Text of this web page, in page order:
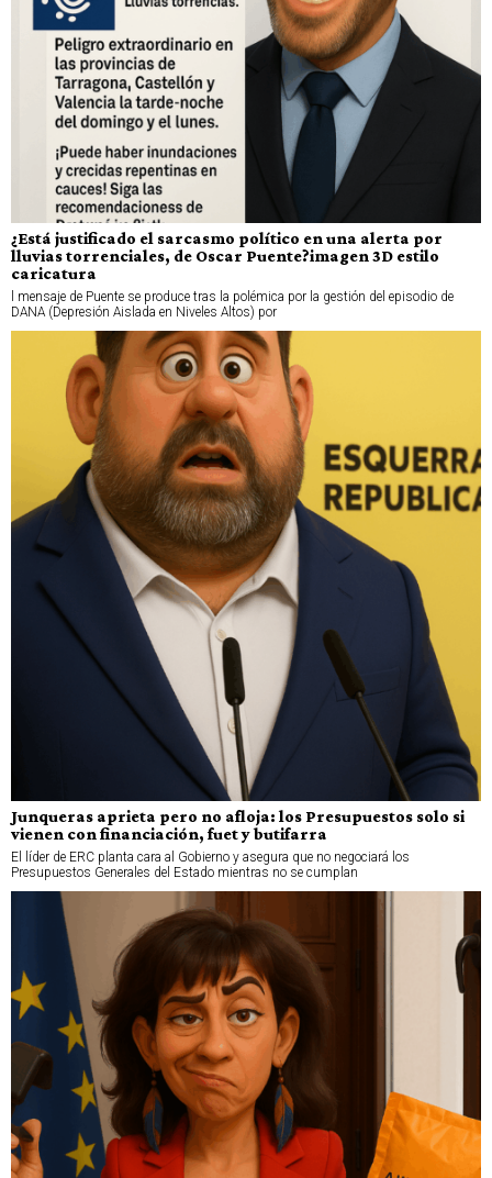
¿Está justificado el sarcasmo político en una alerta por
lluvias torrenciales, de Oscar Puente?imagen 3D estilo
caricatura
l mensaje de Puente se produce tras la polémica por la gestión del episodio de
DANA (Depresión Aislada en Niveles Altos) por
Junqueras aprieta pero no afloja: los Presupuestos solo si
vienen con financiación, fuet y butifarra
El líder de ERC planta cara al Gobierno y asegura que no negociará los
Presupuestos Generales del Estado mientras no se cumplan